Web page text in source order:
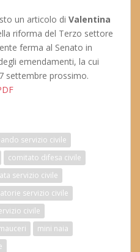
un articolo di Valentina
riforma del Terzo settore
ferma al Senato in
emendamenti, la cui
settembre prossimo.
servizio civile
comitato difesa civile
servizio civile
servizio civile
civile
mini naia